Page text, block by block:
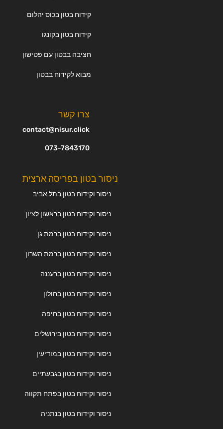
קידוח בטון בכוס יהלום
קידוח בטון בקונגו
חציבה בבטון עם פטישון
מבוא לקידוח בבטון
צרו קשר
contact@nisur.click
073-7843170
ניסור בטון בפריסה ארצית
ניסור וקידוח בטון בתל אביב
ניסור וקידוח בטון בראשון לציון
ניסור וקידוח בטון ברמת גן
ניסור וקידוח בטון ברמת השרון
ניסור וקידוח בטון ברעננה
ניסור וקידוח בטון בחולון
ניסור וקידוח בטון בחיפה
ניסור וקידוח בטון בירושלים
ניסור וקידוח בטון במודיעין
ניסור וקידוח בטון בגבעתיים
ניסור וקידוח בטון בפתח תקווה
ניסור וקידוח בטון בנתניה